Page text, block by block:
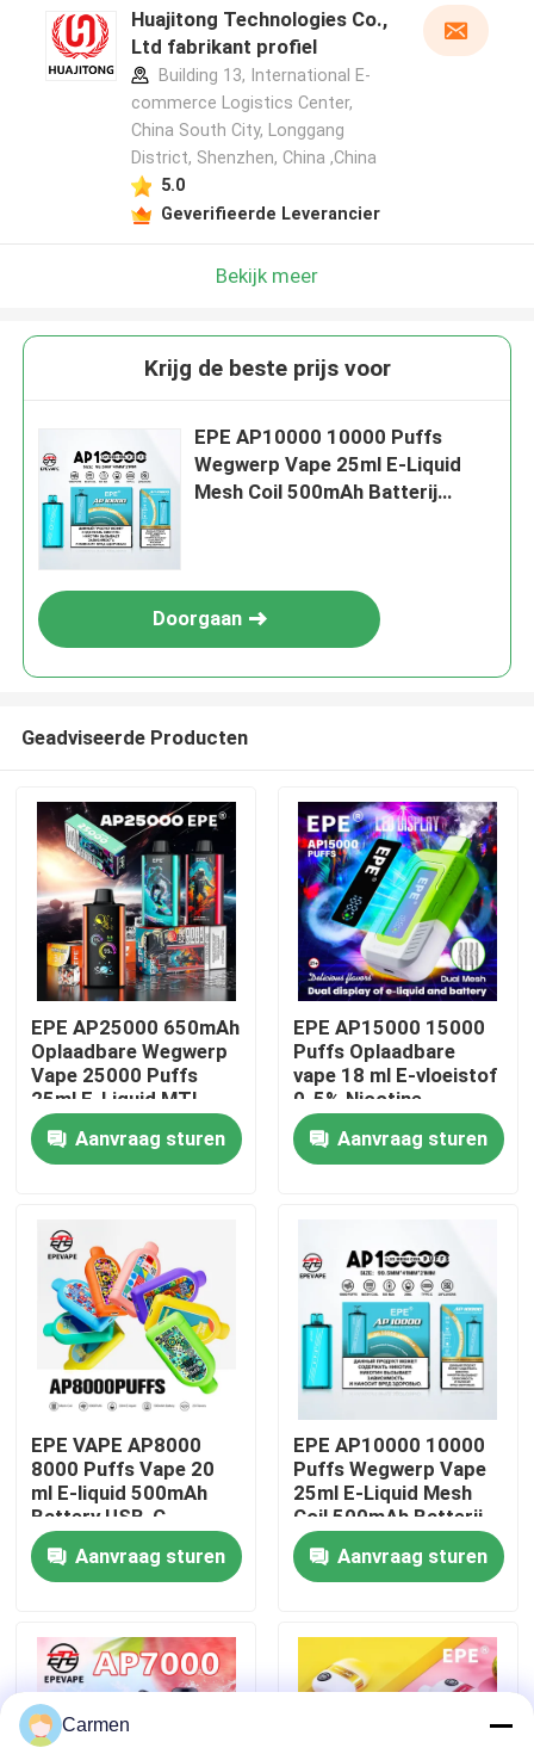
Thuis
Producten
Over ons
Fabrieksreis
Kwaliteitscontrole
Contacteer ons
Vraag een offerte aan
Vozol damp
ELFBAR Vape
Huajitong Technologies Co.,
Ltd fabrikant profiel
Building 13, International E-
commerce Logistics Center,
China South City, Longgang
District, Shenzhen, China ,China
5.0
Geverifieerde Leverancier
Bekijk meer
Krijg de beste prijs voor
EPE AP10000 10000 Puffs
Wegwerp Vape 25ml E-Liquid
Mesh Coil 500mAh Batterij
Doorgaan
Geadviseerde Producten
EPE AP25000 650mAh
Oplaadbare Wegwerp
Vape 25000 Puffs
25ml E-Liquid MTL
Vaping met
verstelbare
luchtstroom
Aanvraag sturen
EPE AP15000 15000
Puffs Oplaadbare
vape 18 ml E-vloeistof
0-5% Nicotine
500mAh Batterij Dual
Mesh 20 smaken
Aanvraag sturen
EPE VAPE AP8000
8000 Puffs Vape 20
ml E-liquid 500mAh
Battery USB-C
Charging Mesh Coil
0%-5% Nicotine
Niveaus 20
Aanvraag sturen
EPE AP10000 10000
Puffs Wegwerp Vape
25ml E-Liquid Mesh
Coil 500mAh Batterij
Type-C Charging 20
smakenAanvraag sturen
Carmen